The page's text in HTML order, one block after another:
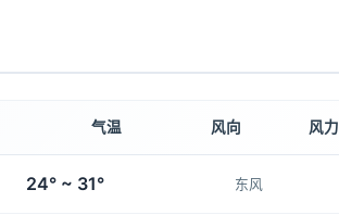
气温 风向 风力
24° ~ 31° 东风